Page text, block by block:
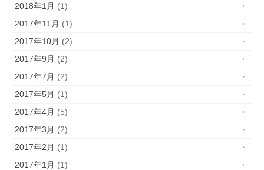
2018年1月 (1)
2017年11月 (1)
2017年10月 (2)
2017年9月 (2)
2017年7月 (2)
2017年5月 (1)
2017年4月 (5)
2017年3月 (2)
2017年2月 (1)
2017年1月 (1)